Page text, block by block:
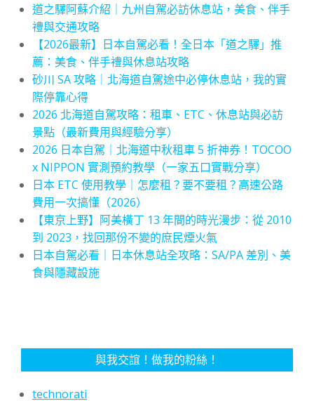
道之驛阿蘇介紹｜九州自駕必訪休息站，美食、伴手
禮與交通攻略
【2026最新】日本自駕必看！全日本「道之驛」推
薦：美食、伴手禮與休息站攻略
砂川 SA 攻略｜北海道自駕途中必停休息站，我的實
際停靠心得
2026 北海道自駕攻略：租車、ETC、休息站與必訪
景點（最新費用與經驗分享）
2026 日本自駕｜北海道中秋租車 5 折神券！TOCOO
x NIPPON 實測預約教學（一家五口實戰分享）
日本 ETC 使用教學｜怎麼租？要不要租？高速公路
費用一次搞懂（2026）
【東京上野】阿美橫丁 13 年間的時光漫步：從 2010
到 2023，找回那份不變的庶民煙火氣
日本自駕必看｜日本休息站全攻略：SA/PA 差別、美
食與隱藏設施
與我交誼！做我的粉絲！
technorati